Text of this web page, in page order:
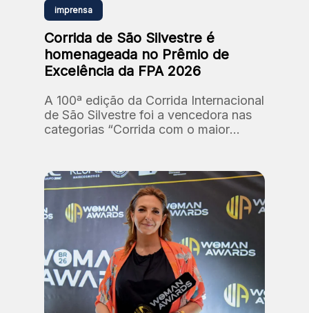
imprensa
Corrida de São Silvestre é
homenageada no Prêmio de
Excelência da FPA 2026
A 100ª edição da Corrida Internacional
de São Silvestre foi a vencedora nas
categorias “Corrida com o maior